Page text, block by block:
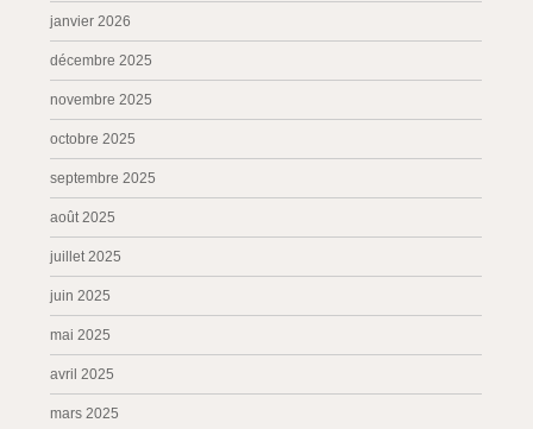
janvier 2026
décembre 2025
novembre 2025
octobre 2025
septembre 2025
août 2025
juillet 2025
juin 2025
mai 2025
avril 2025
mars 2025